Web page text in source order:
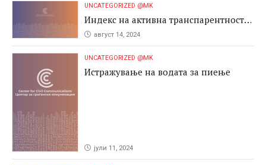
UNCATEGORIZED @MK
Индекс на активна транспарентност
2024август 14, 2024
UNCATEGORIZED @MK
Истражување на водата за пиење
јули 11, 2024